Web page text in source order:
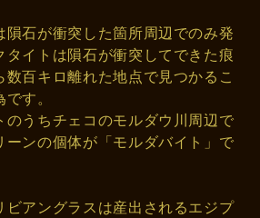
隕石が衝突した箇所周辺でのみ発
タイトは隕石が衝突してできた痕
数百キロ離れた地点で見つかるこ
す。
のうちチェコのモルダウ川周辺で
ーンの個体が「モルダバイト」で
ビアングラスは産出されるエジプ